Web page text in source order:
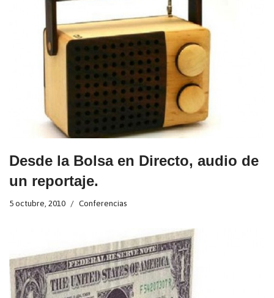
Desde la Bolsa en Directo, audio de
un reportaje.
5 octubre, 2010 Conferencias